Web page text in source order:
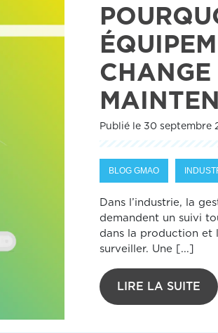
Publié le 30 septembre
BLOG GMAO
Dans l’industrie, la
demandent un suivi
dans la production et
surveiller. Une [...]
LIRE LA SUITE